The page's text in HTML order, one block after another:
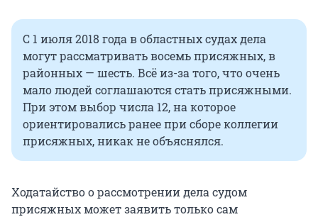
С 1 июля 2018 года в областных судах дела
могут рассматривать восемь присяжных, в
районных — шесть. Всё из-за того, что очень
мало людей соглашаются стать присяжными.
При этом выбор числа 12, на которое
ориентировались ранее при сборе коллегии
присяжных, никак не объяснялся.
Ходатайство о рассмотрении дела судом
присяжных может заявить только сам